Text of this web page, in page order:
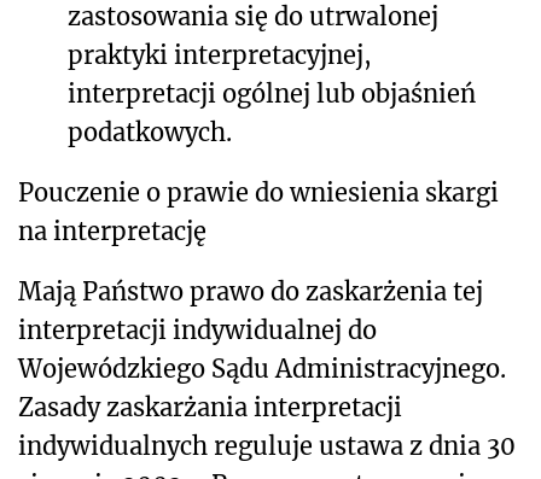
zastosowania się do utrwalonej
praktyki interpretacyjnej,
interpretacji ogólnej lub objaśnień
podatkowych.
Pouczenie o prawie do wniesienia skargi
na interpretację
Mają Państwo prawo do zaskarżenia tej
interpretacji indywidualnej do
Wojewódzkiego Sądu Administracyjnego.
Zasady zaskarżania interpretacji
indywidualnych reguluje ustawa z dnia 30